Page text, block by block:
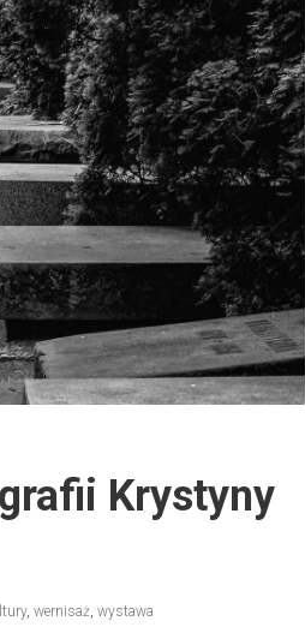
Krystyny
, wernisaż wystawa